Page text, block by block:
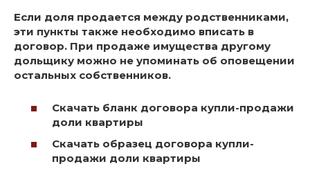
Если доля продается между родственниками,
эти пункты также необходимо вписать в
договор. При продаже имущества другому
дольщику можно не упоминать об оповещении
остальных собственников.
Скачать бланк договора купли-продажи
доли квартиры
Скачать образец договора купли-
продажи доли квартиры